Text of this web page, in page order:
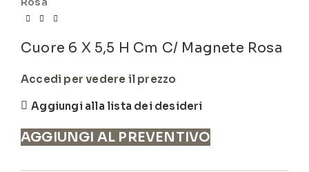
Cuore 6 X 5,5 H Cm C/ Magnete Rosa
Accedi per vedere il prezzo
Aggiungi alla lista dei desideri
AGGIUNGI AL PREVENTIVO